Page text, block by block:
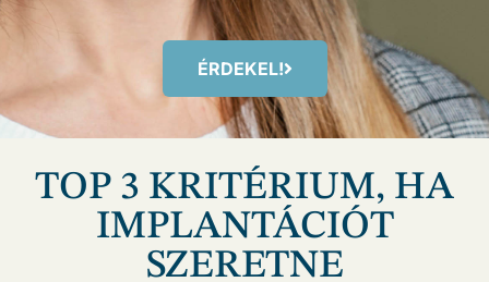
ÉRDEKEL!
TOP 3 KRITÉRIUM, HA
IMPLANTÁCIÓT
SZERETNE